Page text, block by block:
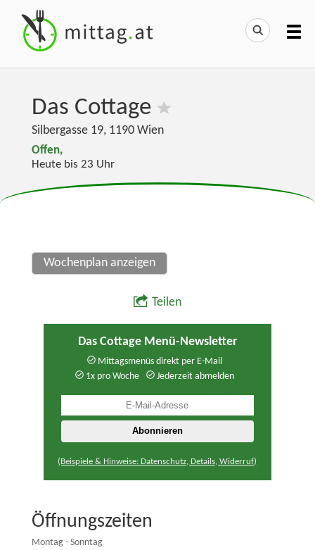
Das Cottage
Silbergasse 19, 1190 Wien
Offen,
Heute bis 23 Uhr
Wochenplan anzeigen
Teilen
Das Cottage Menü-Newsletter
Mittagsmenüs direkt per E-Mail
1x pro Woche
Jederzeit abmelden
(Beispiele & Hinweise: Datenschutz, Details, Widerruf)
Öffnungszeiten
Montag - Sonntag